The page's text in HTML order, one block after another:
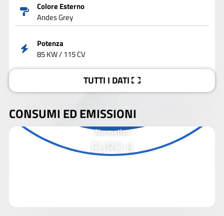
Colore Esterno
Andes Grey
Potenza
85 KW / 115 CV
TUTTI I DATI
CONSUMI ED EMISSIONI
Normativa
EURO 6